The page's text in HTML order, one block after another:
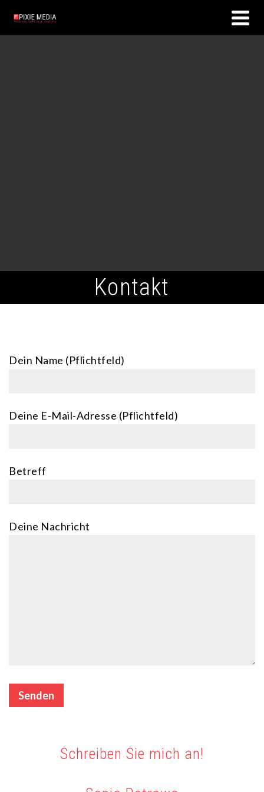
Kontakt
Dein Name (Pflichtfeld)
Deine E-Mail-Adresse (Pflichtfeld)
Betreff
Deine Nachricht
Schreiben Sie mich an!